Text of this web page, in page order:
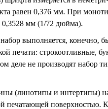
равен 0,376 мм. При
мм (1/72 дюйма).
выполняется, конечно,
печати: строкоотливные,
деле не производят набор
(линотипы и интертипы)
печатающей поверхностью.